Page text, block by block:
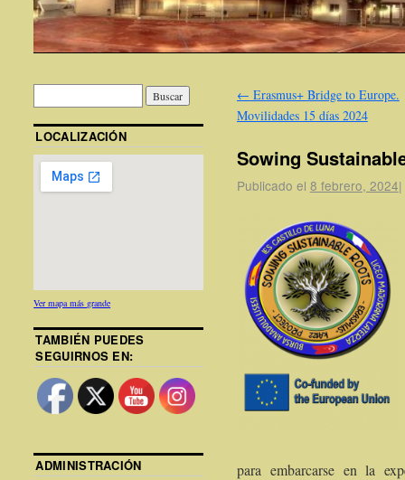
← Erasmus+ Bridge to Europe.
Movilidades 15 días 2024
Sowing
Publicado el 8 febrero, 2024|
para embarcarse en la
LOCALIZACIÓN
Ver mapa más grande
TAMBIÉN PUEDES
SEGUIRNOS EN:
ADMINISTRACIÓN